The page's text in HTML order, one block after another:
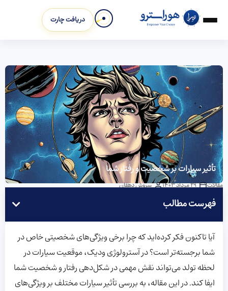
دریافت چارت
تأثیر سیارات بر شخصیت و رفتار شما
مقالات 29 مرداد 1403 سروش دهقان
فهرست مطالب
آیا تاکنون فکر کرده‌اید که چرا برخی ویژگی‌های شخصیتی خاص در
شما برجسته‌تر است؟ در آسترولوژی ودیک، موقعیت سیارات در
لحظه تولد می‌تواند نقش مهمی در شکل‌دهی رفتار و شخصیت شما
ایفا کند. در این مقاله، به بررسی تأثیر سیارات مختلف بر ویژگی‌های